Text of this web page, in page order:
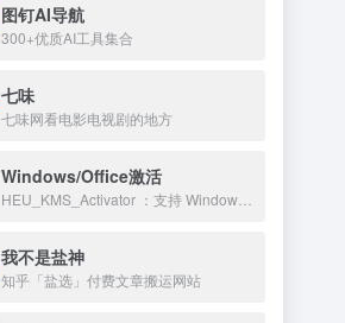
图钉AI导航
300+优质AI工具集合
七味
七味网看电影电视剧的地方
Windows/Office激活
我不是盐神
知乎「盐选」付费文章搬运网站